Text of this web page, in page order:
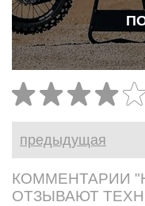
приобретая
американский
Moto.
предыдущая
КОММЕНТАРИИ
ОТЗЫВАЮТ